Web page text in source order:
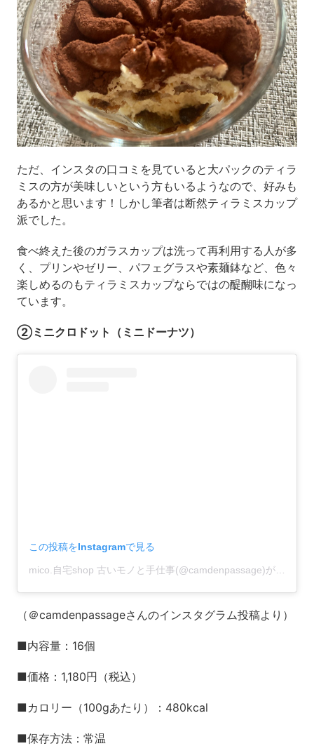
ただ、インスタの口コミを見ていると大パックのティラ
ミスの方が美味しいという方もいるようなので、好みも
あるかと思います！しかし筆者は断然ティラミスカップ
派でした。
食べ終えた後のガラスカップは洗って再利用する人が多
く、プリンやゼリー、パフェグラスや素麺鉢など、色々
楽しめるのもティラミスカップならではの醍醐味になっ
ています。
②ミニクロドット（ミニドーナツ）
この投稿をInstagramで見る
mico.自宅shop 古いモノと手仕事(@camdenpassage)がシェアした投稿
（＠camdenpassageさんのインスタグラム投稿より）
■内容量：16個
■価格：1,180円（税込）
■カロリー（100gあたり）：480kcal
■保存方法：常温